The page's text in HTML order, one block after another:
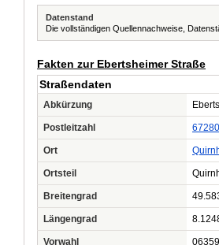
Datenstand
Die vollständigen Quellennachweise,
Fakten zur Ebertsheimer Straße
Straßendaten
Abkürzung
Postleitzahl 67280
Ort
Ortsteil
Breitengrad
Längengrad
Vorwahl 06359